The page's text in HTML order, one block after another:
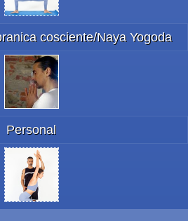
cosciente/Naya Yogoda
Personal